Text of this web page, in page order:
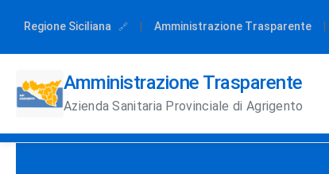
Regione Siciliana Amministrazione Trasparente
Amministrazione Trasparente
Azienda Sanitaria Provinciale di Agrigento